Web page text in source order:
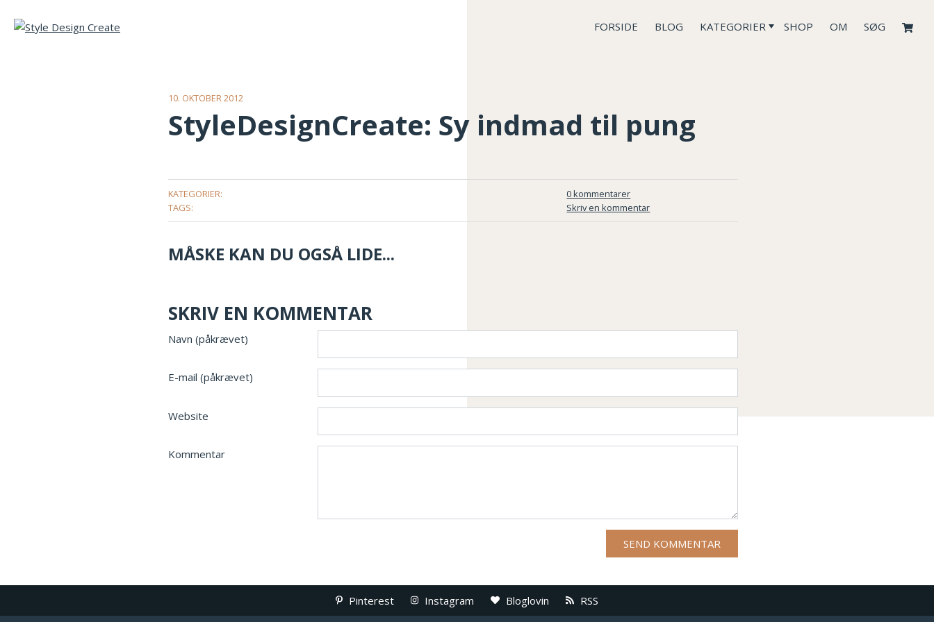
FORSIDE BLOG KATEGORIER SHOP OM SØG
10. OKTOBER 2012
StyleDesignCreate: Sy indmad til pung
KATEGORIER:
TAGS:
0 kommentarer
Skriv en kommentar
MÅSKE KAN DU OGSÅ LIDE...
SKRIV EN KOMMENTAR
Navn (påkrævet)
E-mail (påkrævet)
Website
Kommentar
Pinterest Instagram Bloglovin RSS